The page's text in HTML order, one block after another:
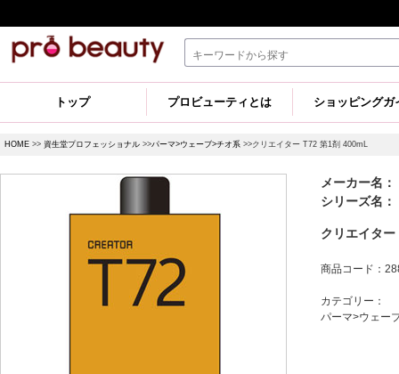
トップ プロビューティとは ショッピングガ
HOME >> 資生堂プロフェッショナル >>パーマ>ウェーブ>チオ系 >>クリエイター T72 第1剤 400mL
メーカー名
シリーズ名
クリエイタ
商品コード：
カテゴリー：
パーマ>ウェー